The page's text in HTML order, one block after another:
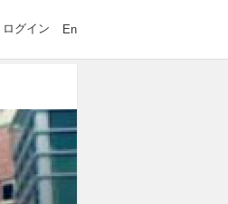
ログイン En